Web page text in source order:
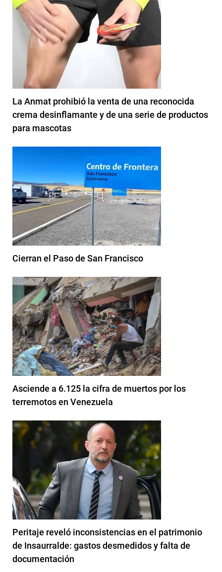
La Anmat prohibió la venta de una reconocida
crema desinflamante y de una serie de productos
para mascotas
Cierran el Paso de San Francisco
Asciende a 6.125 la cifra de muertos por los
terremotos en Venezuela
Peritaje reveló inconsistencias en el patrimonio
de Insaurralde: gastos desmedidos y falta de
documentación